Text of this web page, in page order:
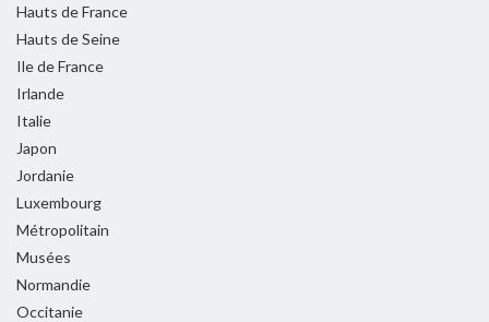
Hauts de France
Hauts de Seine
Ile de France
Irlande
Italie
Japon
Jordanie
Luxembourg
Métropolitain
Musées
Normandie
Occitanie